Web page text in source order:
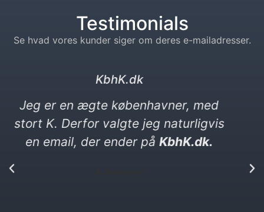
Testimonials
Se hvad vores kunder siger om deres e-mailadresser.
kebabser. dk
Jeg elsker kebab og vittigheder. Min
nye e-mail må gerne være en
vittighed. Den ender på kebabser. dk​